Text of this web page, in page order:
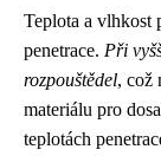
Teplota a vlhkost
penetrace. Při
rozpouštědel, což
materiálu pro
teplotách